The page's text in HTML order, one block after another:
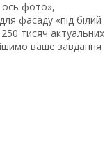
ось фото»,
фасаду «під білий
тисяч актуальних
ваше завдання